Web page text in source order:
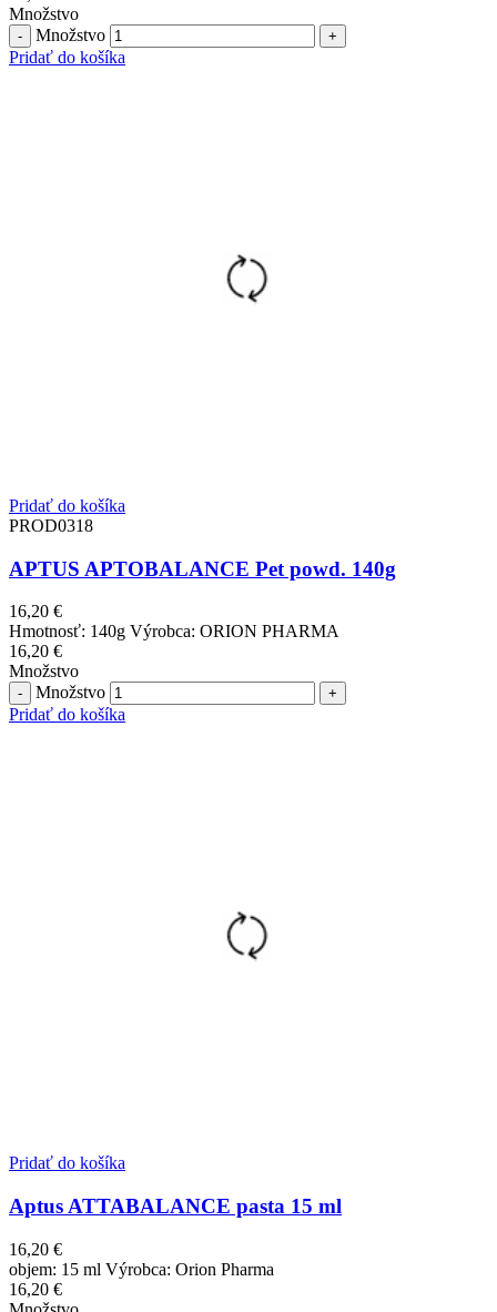
Množstvo
Množstvo
Pridať do košíka
Pridať do košíka
PROD0318
APTUS APTOBALANCE Pet powd. 140g
16,20 €
Hmotnosť: 140g Výrobca: ORION PHARMA
16,20 €
Množstvo
Množstvo
Pridať do košíka
Pridať do košíka
Aptus ATTABALANCE pasta 15 ml
16,20 €
objem: 15 ml Výrobca: Orion Pharma
16,20 €